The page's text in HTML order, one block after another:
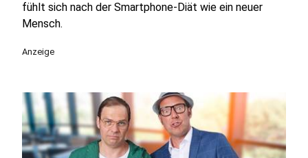
fühlt sich nach der Smartphone-Diät wie ein neuer
Mensch.
Anzeige